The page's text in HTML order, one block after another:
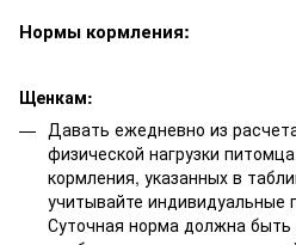
Нормы кормления:
Щенкам:
Давать ежедневно из
физической нагрузки
кормления, указанных в
учитывайте индивидуальные
Суточная норма должна